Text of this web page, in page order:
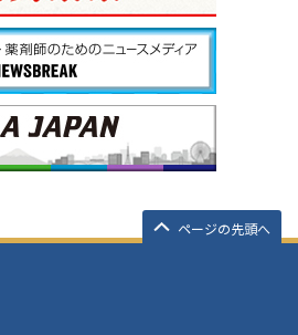
ページの先頭へ